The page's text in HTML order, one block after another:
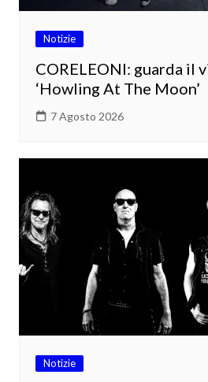
Notizie
CORELEONI: guarda il
‘Howling At The Moon’
7 Agosto 2026
Notizie